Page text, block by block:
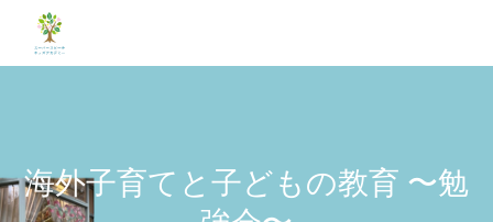
海外子育てと子どもの教育 〜勉